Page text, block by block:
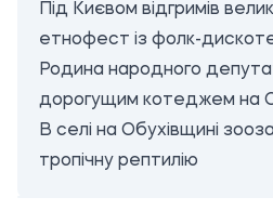
Під Києвом відгримів
етнофест із фолк-
Родина народного
дорогущим котеджем на
В селі на Обухівщині
тропічну рептилію